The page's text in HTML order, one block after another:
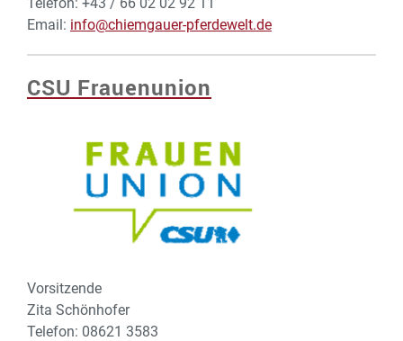
Email: info@chiemgauer-pferdewelt.de
CSU Frauenunion
Vorsitzende
Zita Schönhofer
Telefon: 08621 3583